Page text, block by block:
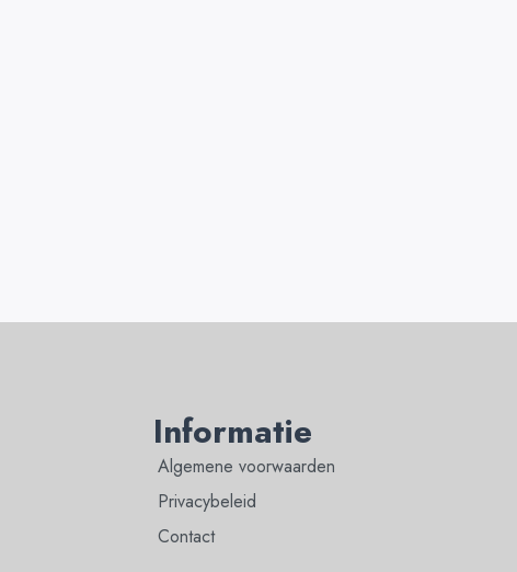
Informatie
Algemene voorwaarden
Privacybeleid
Contact